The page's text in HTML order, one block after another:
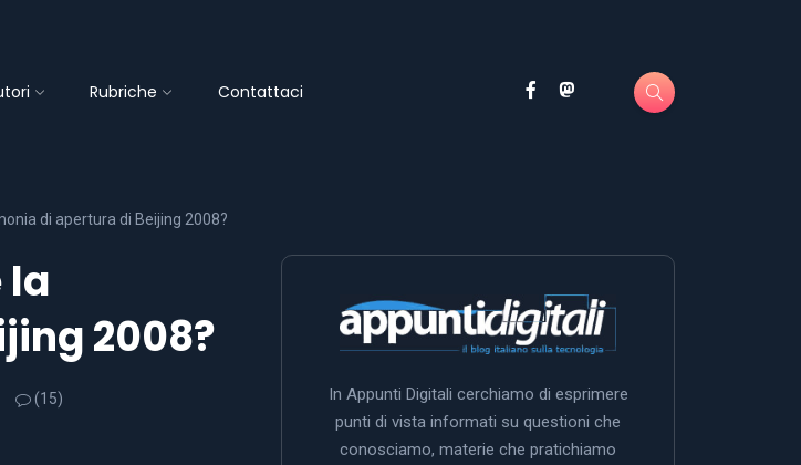
Rubriche Contattaci
di apertura di Beijing 2008?
la
2008?
(15)
In Appunti Digitali cerchiamo di esprimere
punti di vista informati su questioni che
conosciamo, materie che pratichiamo